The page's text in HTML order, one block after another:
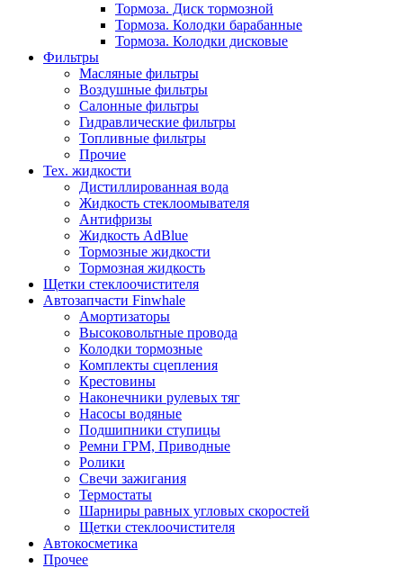
Тормоза. Диск тормозной
Тормоза. Колодки барабанные
Тормоза. Колодки дисковые
Фильтры
Масляные фильтры
Воздушные фильтры
Салонные фильтры
Гидравлические фильтры
Топливные фильтры
Прочие
Тех. жидкости
Дистиллированная вода
Жидкость стеклоомывателя
Антифризы
Жидкость AdBlue
Тормозные жидкости
Тормозная жидкость
Щетки стеклоочистителя
Автозапчасти Finwhale
Амортизаторы
Высоковольтные провода
Колодки тормозные
Комплекты сцепления
Крестовины
Наконечники рулевых тяг
Насосы водяные
Подшипники ступицы
Ремни ГРМ, Приводные
Ролики
Свечи зажигания
Термостаты
Шарниры равных угловых скоростей
Щетки стеклоочистителя
Автокосметика
Прочее